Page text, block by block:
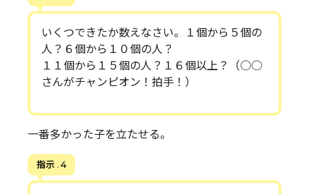
いくつできたか数えなさい。１個から５個の
人？６個から１０個の人？
１１個から１５個の人？１６個以上？（○○
さんがチャンピオン！拍手！）
一番多かった子を立たせる。
指示 . 4